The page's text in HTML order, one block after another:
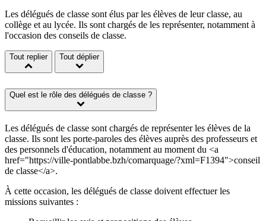
Les délégués de classe sont élus par les élèves de leur classe, au
collège et au lycée. Ils sont chargés de les représenter, notamment à
l'occasion des conseils de classe.
Tout replier Tout déplier
Quel est le rôle des délégués de classe ?
Les délégués de classe sont chargés de représenter les élèves de la
classe. Ils sont les porte-paroles des élèves auprès des professeurs et
des personnels d'éducation, notamment au moment du <a
href="https://ville-pontlabbe.bzh/comarquage/?xml=F1394">conseil
de classe</a>.
À cette occasion, les délégués de classe doivent effectuer les
missions suivantes :